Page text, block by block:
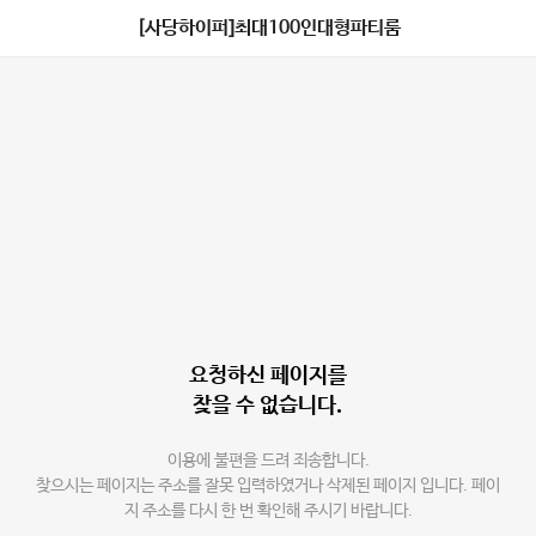
[사당하이퍼]최대100인대형파티룸
요청하신 페이지를
찾을 수 없습니다.
이용에 불편을 드려 죄송합니다.
찾으시는 페이지는 주소를 잘못 입력하였거나 삭제된 페이지 입니다. 페이
지 주소를 다시 한 번 확인해 주시기 바랍니다.